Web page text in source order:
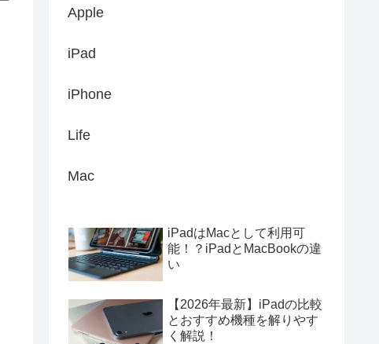
Apple
iPad
iPhone
Life
Mac
iPadはMacとして利用可
能！？iPadとMacBookの違
い
【2026年最新】iPadの比較
とおすすめ機種を解りやす
く解説！